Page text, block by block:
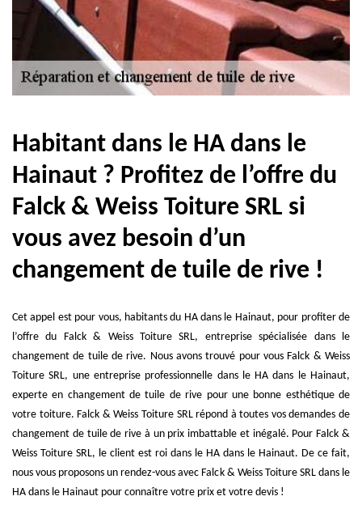
Habitant dans le HA dans le
Hainaut ? Profitez de l’offre du
Falck & Weiss Toiture SRL si
vous avez besoin d’un
changement de tuile de rive !
Cet appel est pour vous, habitants du HA dans le Hainaut, pour profiter de
l’offre du Falck & Weiss Toiture SRL, entreprise spécialisée dans le
changement de tuile de rive. Nous avons trouvé pour vous Falck & Weiss
Toiture SRL, une entreprise professionnelle dans le HA dans le Hainaut,
experte en changement de tuile de rive pour une bonne esthétique de
votre toiture. Falck & Weiss Toiture SRL répond à toutes vos demandes de
changement de tuile de rive à un prix imbattable et inégalé. Pour Falck &
Weiss Toiture SRL, le client est roi dans le HA dans le Hainaut. De ce fait,
nous vous proposons un rendez-vous avec Falck & Weiss Toiture SRL dans le
HA dans le Hainaut pour connaître votre prix et votre devis !